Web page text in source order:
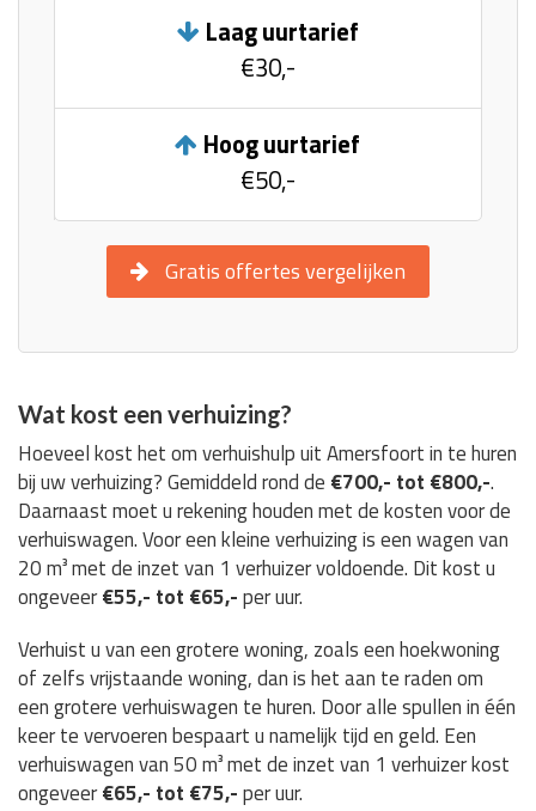
Laag uurtarief
€30,-
Hoog uurtarief
€50,-
Gratis offertes vergelijken
Wat kost een verhuizing?
Hoeveel kost het om verhuishulp uit Amersfoort in te huren
bij uw verhuizing? Gemiddeld rond de €700,- tot €800,-.
Daarnaast moet u rekening houden met de kosten voor de
verhuiswagen. Voor een kleine verhuizing is een wagen van
20 m³ met de inzet van 1 verhuizer voldoende. Dit kost u
ongeveer€55,- tot €65,-per uur.
Verhuist u van een grotere woning, zoals een hoekwoning
of zelfs vrijstaande woning, dan is het aan te raden om
een grotere verhuiswagen te huren. Door alle spullen in één
keer te vervoeren bespaart u namelijk tijd en geld. Een
verhuiswagen van 50 m³ met de inzet van 1 verhuizer kost
ongeveer€65,- tot €75,-per uur.